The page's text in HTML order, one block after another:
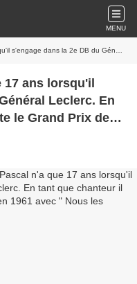
MENU
il remporte le Grand Prix de l'Eurovision en 1961 avec " Nous les amoureux "
ans lorsqu'il
Leclerc. En
le Grand Prix de
les amoureux